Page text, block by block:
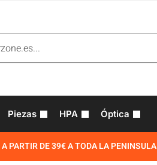
Piezas HPA Óptica
PARTIR DE 39€ A TODA LA PENINSULA